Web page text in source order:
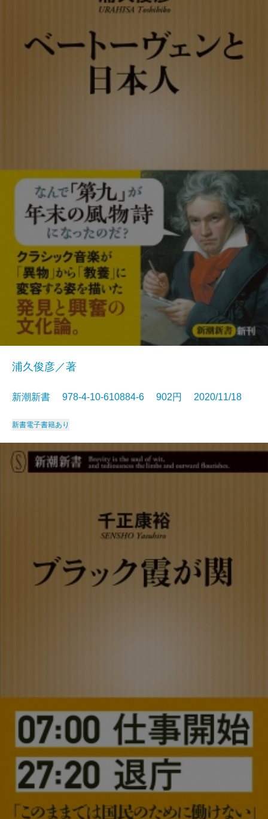
浦久俊彦／著
新潮新書 978-4-10-610884-6 902円 2020/11/18
新書電子書籍あり